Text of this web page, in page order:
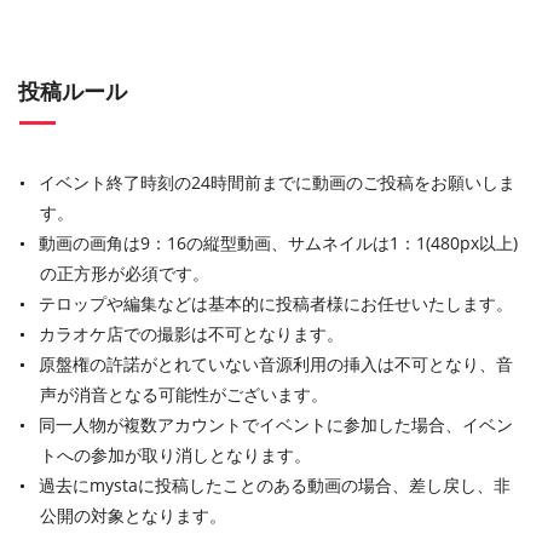
投稿ルール
イベント終了時刻の24時間前までに動画のご投稿をお願いしま
す。
動画の画角は9：16の縦型動画、サムネイルは1：1(480px以上)
の正方形が必須です。
テロップや編集などは基本的に投稿者様にお任せいたします。
カラオケ店での撮影は不可となります。
原盤権の許諾がとれていない音源利用の挿入は不可となり、音
声が消音となる可能性がございます。
同一人物が複数アカウントでイベントに参加した場合、イベン
トへの参加が取り消しとなります。
過去にmystaに投稿したことのある動画の場合、差し戻し、非
公開の対象となります。